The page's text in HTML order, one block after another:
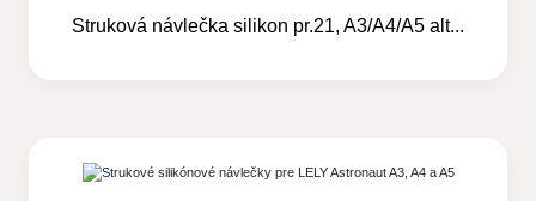
Struková návlečka silikon pr.21, A3/A4/A5 alt...